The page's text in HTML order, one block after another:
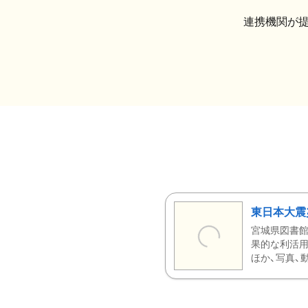
連携機関が
東日本大
宮城県図書
果的な利活
ほか、写真、